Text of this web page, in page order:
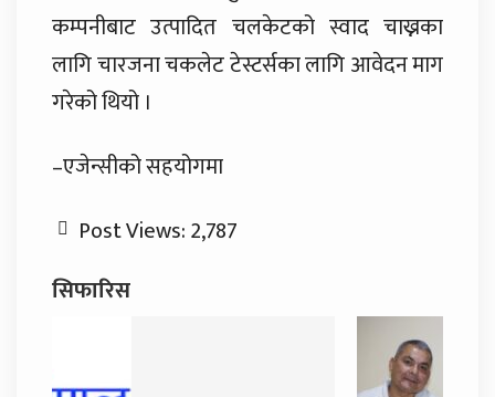
कम्पनीबाट उत्पादित चलकेटको स्वाद चाख्नका
लागि चारजना चकलेट टेस्टर्सका लागि आवेदन माग
गरेको थियो ।
–एजेन्सीको सहयोगमा
Post Views:2,787
सिफारिस